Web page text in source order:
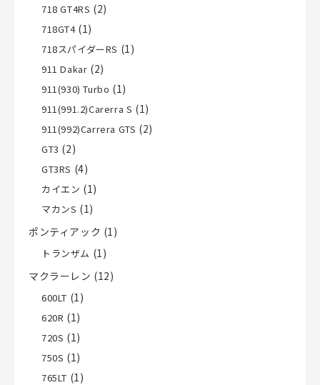
718 GT4RS (2)
718GT4(1)
718スパイダーRS (1)
911 Dakar (2)
911(930) Turbo (1)
911(991.2)Carerra S (1)
911(992)Carrera GTS (2)
GT3 (2)
GT3RS (4)
カイエン (1)
マカンS (1)
ポンティアック (1)
トランザム (1)
マクラーレン (12)
600LT (1)
620R (1)
720S (1)
750S (1)
765LT (1)